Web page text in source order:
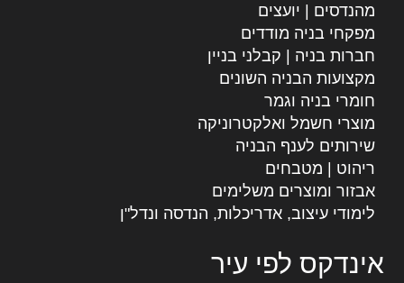
מהנדסים | יועצים
מפקחי בניה מודדים
חברות בניה | קבלני בניין
מקצועות הבניה השונים
חומרי בניה וגמר
מוצרי חשמל ואלקטרוניקה
שירותים לענף הבניה
ריהוט | מטבחים
אבזור ומוצרים משלימים
לימודי עיצוב, אדריכלות, הנדסה ונדל"ן
אינדקס לפי עיר